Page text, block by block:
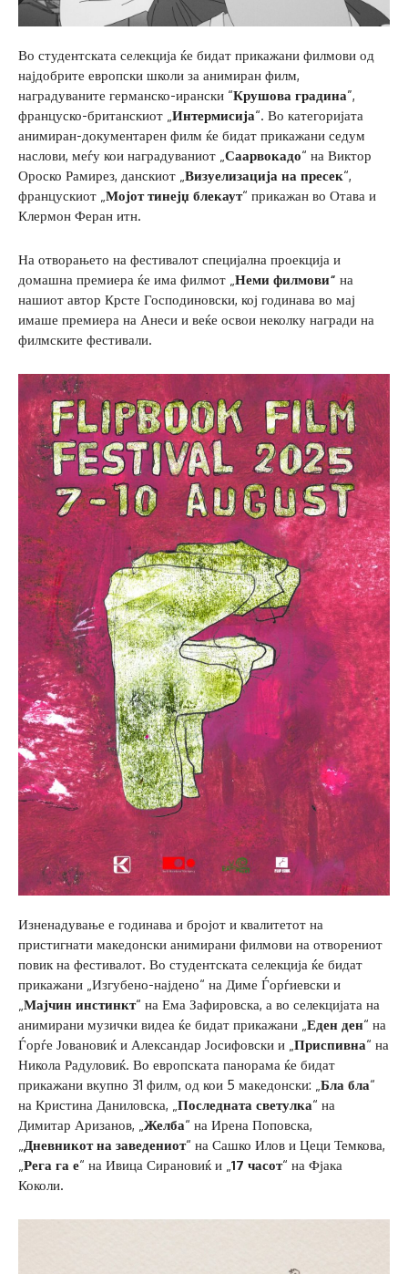
Во студентската селекција ќе бидат прикажани филмови од
најдобрите европски школи за анимиран филм,
наградуваните германско-ирански “Крушова градина”,
француско-британскиот „Интермисија“. Во категоријата
анимиран-документарен филм ќе бидат прикажани седум
наслови, меѓу кои наградуваниот „Саарвокадо“ на Виктор
Ороско Рамирез, данскиот „Визуелизација на пресек“,
францускиот „Мојот тинејџ блекаут“ прикажан во Отава и
Клермон Феран итн.
На отворањето на фестивалот специјална проекција и
домашна премиера ќе има филмот „Неми филмови“ на
нашиот автор Крсте Господиновски, кој годинава во мај
имаше премиера на Анеси и веќе освои неколку награди на
филмските фестивали.
Изненадување е годинава и бројот и квалитетот на
пристигнати македонски анимирани филмови на отворениот
повик на фестивалот. Во студентската селекција ќе бидат
прикажани „Изгубено-најдено“ на Диме Ѓорѓиевски и
Мајчин инстинкт“ на Ема Зафировска, а во селекцијата на
анимирани музички видеа ќе бидат прикажани „ Еден ден“ на
Ѓорѓе Јовановиќ и Александар Јосифовски и „ Приспивна“ на
Никола Радуловиќ. Во европската панорама ќе бидат
прикажани вкупно 31 филм, од кои 5 македонски: „ Бла бла“
на Кристина Даниловска, „ Последната светулка“ на
Димитар Аризанов, „ Желба“ на Ирена Поповска,
Дневникот на заведениот“ на Сашко Илов и Цеци Темкова,
Рега га е“ на Ивица Сирановиќ и „ 17 часот“ на Фјака
Коколи.